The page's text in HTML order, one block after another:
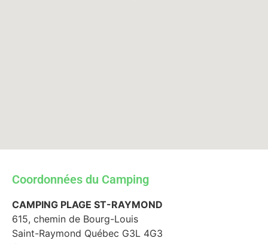
Coordonnées du Camping
CAMPING PLAGE ST-RAYMOND
615, chemin de Bourg-Louis
Saint-Raymond Québec G3L 4G3